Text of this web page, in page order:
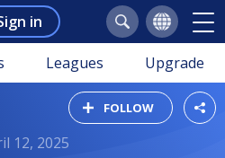
in
Leagues Upgrade
FOLLOW
12, 2025